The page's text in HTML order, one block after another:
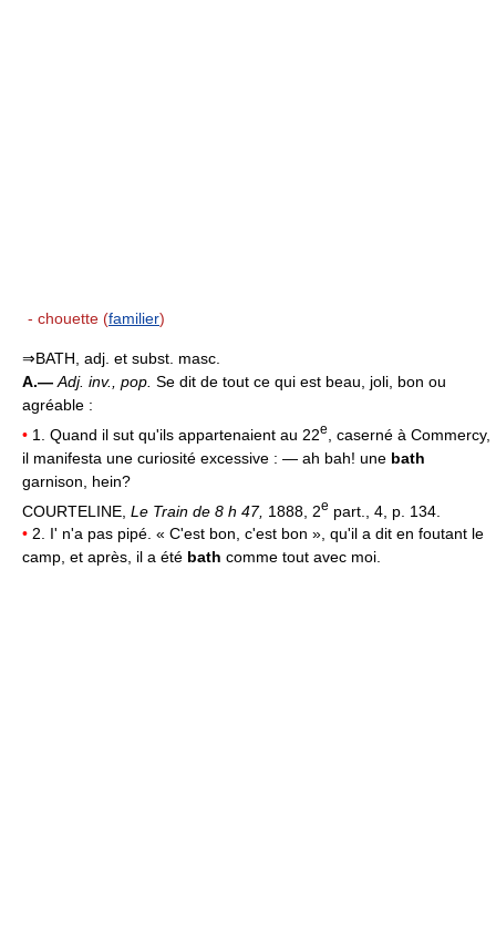
- chouette (familier)
⇒BATH, adj. et subst. masc.
A.— Adj. inv., pop. Se dit de tout ce qui est beau, joli, bon ou
agréable :
• 1. Quand il sut qu'ils appartenaient au 22e
, caserné à Commercy,
il manifesta une curiosité excessive : — ah bah! une bath
garnison, hein?
COURTELINE, Le Train de 8 h 47, 1888, 2e part., 4, p. 134.
• 2. I' n'a pas pipé. « C'est bon, c'est bon », qu'il a dit en foutant le
camp, et après, il a été bath comme tout avec moi.